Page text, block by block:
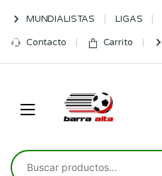
navigation
content
MUNDIALISTAS LIGAS
Contacto Carrito
Buscar
por: